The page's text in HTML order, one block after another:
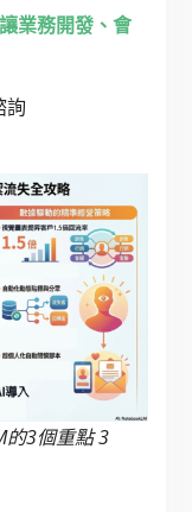
業務開發、會
詢
的3個重點 3